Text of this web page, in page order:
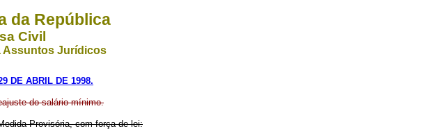
da República
Civil
Assuntos Jurídicos
DE ABRIL DE 1998.
do salário mínimo.
Provisória, com força de lei: